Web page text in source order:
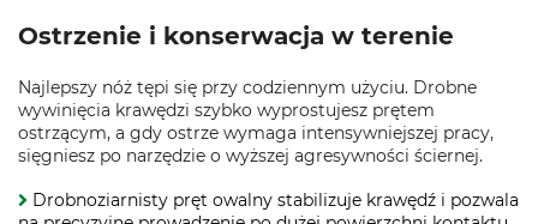
Ostrzenie i konserwacja w terenie
Najlepszy nóż tępi się przy codziennym użyciu. Drobne
wywinięcia krawędzi szybko wyprostujesz prętem
ostrzącym, a gdy ostrze wymaga intensywniejszej pracy,
sięgniesz po narzędzie o wyższej agresywności ściernej.
Drobnoziarnisty pręt owalny stabilizuje krawędź i pozwala